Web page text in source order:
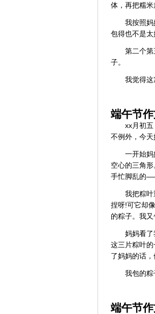
体，再把糯米
我按照
包得也不是太
第二个
子。
我觉得这
端午节
xx月初
不例外，今天
一开始
空心的三角
手忙脚乱的
我把粽
捏呀!可它却
的粽子。我
妈妈看
这三片粽叶
了妈妈的话
我包的粽
端午节